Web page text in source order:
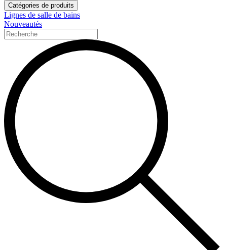
Catégories de produits
Lignes de salle de bains
Nouveautés